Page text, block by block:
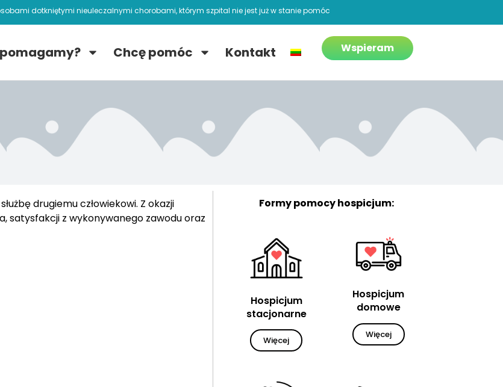
dotkniętymi nieuleczalnymi chorobami, którym szpital nie jest już w stanie pomóc
Chcę pomóc Kontakt Wspieram
drugiemu człowiekowi. Z okazji
satysfakcji z wykonywanego zawodu oraz
Formy pomocy hospicjum:
Hospicjum
stacjonarne
Więcej
Hospicjum
domowe
Więcej